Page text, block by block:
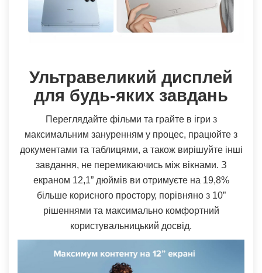
Ультравеликий дисплей
для будь-яких завдань
Переглядайте фільми та грайте в ігри з
максимальним зануренням у процес, працюйте з
документами та таблицями, а також вирішуйте інші
завдання, не перемикаючись між вікнами. З
екраном 12,1” дюймів ви отримуєте на 19,8%
більше корисного простору, порівняно з 10”
рішеннями та максимально комфортний
користувальницький досвід.